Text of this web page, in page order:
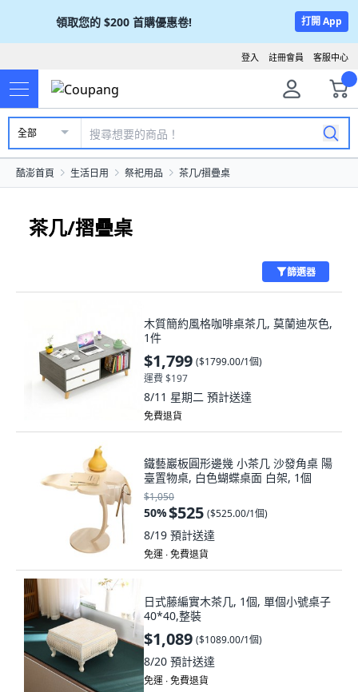
領取您的 $200 首購優惠卷! 打開 App
客服中心
註冊會員
登入
全部
酷澎首頁 生活日用 祭祀用品 茶几/摺疊桌
茶几/摺疊桌
篩選器
木質簡約風格咖啡桌茶几, 莫蘭迪灰色,
1件
$1,799 ($1799.00/1個)
運費 $197
8/11 星期二 預計送達
免費退貨
鐵藝巖板圓形邊幾 小茶几 沙發角桌 陽
臺置物桌, 白色蝴蝶桌面 白架, 1個
$1,050
50%$525 ($525.00/1個)
8/19 預計送達
免運 ∙ 免費退貨
日式藤編實木茶几, 1個, 單個小號桌子
40*40,整裝
$1,089 ($1089.00/1個)
8/20 預計送達
免運 ∙ 免費退貨